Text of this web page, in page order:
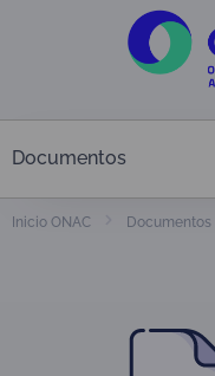
Documentos
Inicio ONAC Documentos